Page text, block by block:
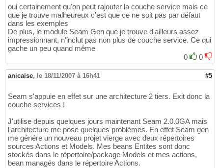
oui certainement qu'on peut rajouter la couche service mais ce
que je trouve malheureux c'est que ce ne soit pas par défaut
dans les exemples
De plus, le module Seam Gen que je trouve d'ailleurs assez
impressionnant, n'inclut pas non plus de couche service. Ce qui
gache un peu quand même
0
0
anicaise, le 18/11/2007 à 16h41 #5
Seam s'appuie en effet sur une architecture 2 tiers. Exit donc la
couche services !
J'utilise depuis quelques jours maintenant Seam 2.0.0GA mais
l'architecture me pose quelques problèmes. En effet Seam gen
me génére un nouveau projet vierge avec deux répertoires
sources Actions et Models. Mes beans Entites sont donc
stockés dans le répertoire/package Models et mes actions,
bean managés dans le répertoire Actions.